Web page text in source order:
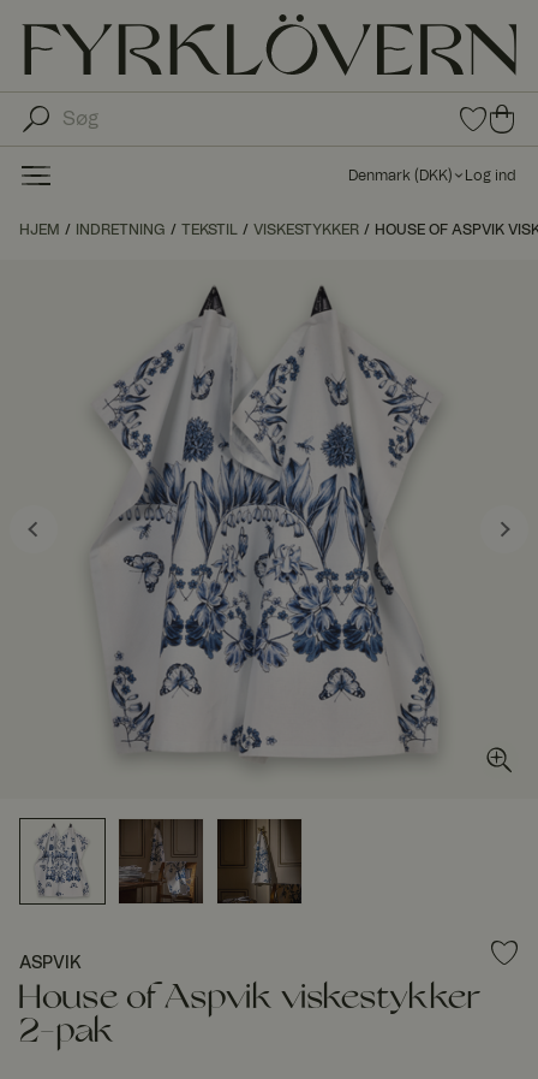
0
var
fav
0
var
er i
kø
Denmark ( DKK) Log ind
HJEM INDRETNING TEKSTIL VISKESTYKKER HOUSE OF ASPVIK
ASPVIK
House of Aspvik viskestykker
2-pak